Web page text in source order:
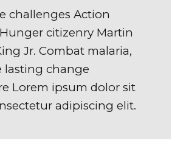
challenges Action
citizenry Martin
Jr. Combat malaria,
lasting change
Lorem ipsum dolor sit
adipiscing elit.